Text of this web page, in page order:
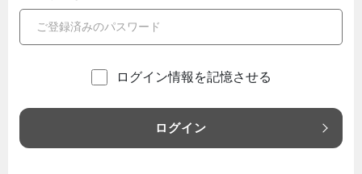
ログイン情報を記憶させる
ログイン